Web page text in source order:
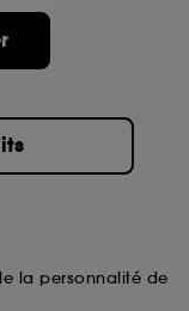
la personnalité de